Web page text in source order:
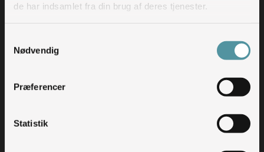
de har indsamlet fra din brug af deres tjenester.
Nødvendig
Præferencer
Statistik